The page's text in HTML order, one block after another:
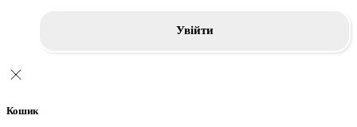
Увійти
Кошик